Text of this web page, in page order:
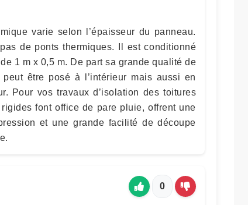
varie selon l’épaisseur du panneau.
de ponts thermiques. Il est conditionné
1 m x 0,5 m. De part sa grande qualité de
être posé à l’intérieur mais aussi en
Pour vos travaux d’isolation des toitures
font office de pare pluie, offrent une
et une grande facilité de découpe
0